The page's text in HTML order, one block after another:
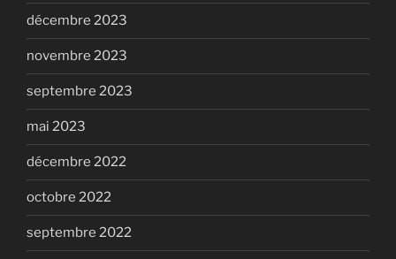
décembre 2023
novembre 2023
septembre 2023
mai 2023
décembre 2022
octobre 2022
septembre 2022